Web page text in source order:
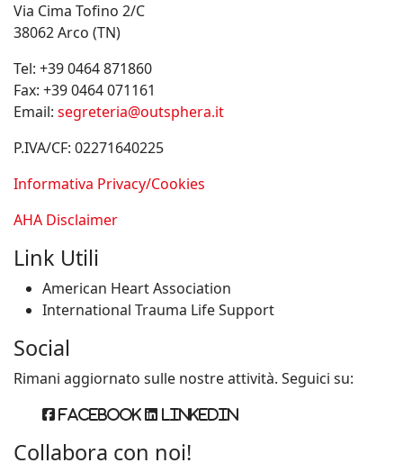
Via Cima Tofino 2/C
38062 Arco (TN)
Tel: +39 0464 871860
Fax: +39 0464 071161
Email: segreteria@outsphera.it
P.IVA/CF: 02271640225
Informativa Privacy/Cookies
AHA Disclaimer
Link Utili
American Heart Association
International Trauma Life Support
Social
Rimani aggiornato sulle nostre attività. Seguici su:
Facebook Linkedin
Collabora con noi!